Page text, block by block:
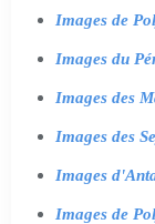
Images de
Images du
Images des
Images des
Images
Images de